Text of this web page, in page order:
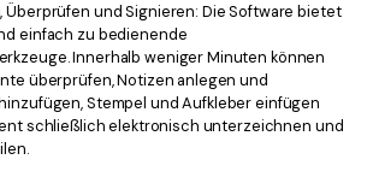
Überprüfen und Signieren: Die Software bietet
einfach zu bedienende
Innerhalb weniger Minuten können
überprüfen, Notizen anlegen und
Stempel und Aufkleber einfügen
schließlich elektronisch unterzeichnen und